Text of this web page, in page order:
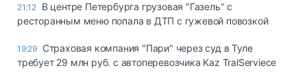
21:12 В центре Петербурга грузовая "Газель" с
ресторанным меню попала в ДТП с гужевой повозкой
19:29 Страховая компания "Пари" через суд в Туле
требует 29 млн руб. с автоперевозчика Kaz TralServiece